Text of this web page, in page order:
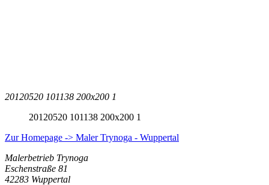
20120520 101138 200x200 1
20120520 101138 200x200 1
Zur Homepage -> Maler Trynoga - Wuppertal
Malerbetrieb Trynoga
Eschenstraße 81
42283 Wuppertal